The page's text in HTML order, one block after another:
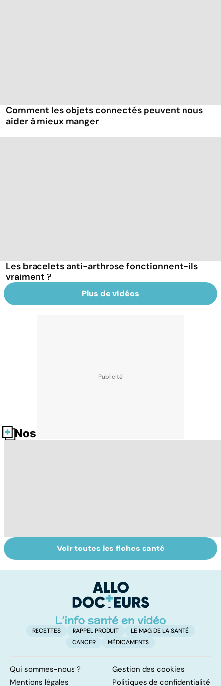
Comment les objets connectés peuvent nous
aider à mieux manger
Les bracelets anti-arthrose fonctionnent-ils
vraiment ?
Plus de vidéos
Nos fiches santé
Covid-19 : tout
savoir sur la
Variole du singe :
symptômes,
traitements
Voir toutes les fiches santé
RECETTES RAPPEL PRODUIT
LE MAG DE LA SANTÉ
CANCER
MÉDICAMENTS
Qui sommes-nous ?
Gestion des cookies
Mentions légales
Politiques de confidentialité